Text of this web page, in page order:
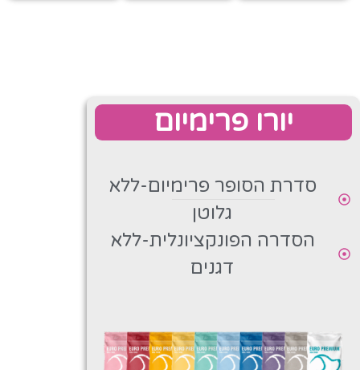
יורו פרימיום
סדרת הסופר פרימיום-ללא
גלוטן
הסדרה הפונקציונלית-ללא
דגנים